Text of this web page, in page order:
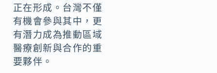
正在形成。台灣不僅
有機會參與其中，更
有潛力成為推動區域
醫療創新與合作的重
要夥伴。